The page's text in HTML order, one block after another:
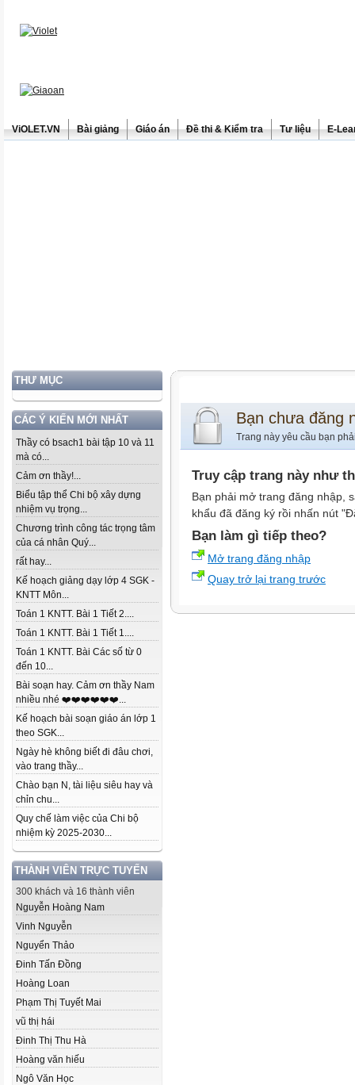
ViOLET.VN Bài giảng Giáo án Đề thi & Kiểm tra Tư liệu E-
THƯ MỤC
CÁC Ý KIẾN MỚI NHẤT
Thầy có bsach1 bài tập 10 và 11
mà có...
Cảm ơn thầy!...
Biểu tập thể Chi bộ xây dựng
nhiệm vụ trọng...
Chương trình công tác trọng tâm
của cá nhân Quý...
rất hay...
Kế hoạch giảng dạy lớp 4 SGK -
KNTT Môn...
Toán 1 KNTT. Bài 1 Tiết 2....
Toán 1 KNTT. Bài 1 Tiết 1....
Toán 1 KNTT. Bài Các số từ 0
đến 10...
Bài soạn hay. Cảm ơn thầy Nam
nhiều nhé ❤️❤️❤️❤️❤️❤️...
Kế hoạch bài soạn giáo án lớp 1
theo SGK...
Ngày hè không biết đi đâu chơi,
vào trang thầy...
Chào bạn N, tài liệu siêu hay và
chỉn chu...
Quy chế làm việc của Chi bộ
nhiệm kỳ 2025-2030...
THÀNH VIÊN TRỰC TUYẾN
300 khách và 16 thành viên
Nguyễn Hoàng Nam
Vinh Nguyễn
Nguyển Thảo
Đinh Tấn Đồng
Hoàng Loan
Phạm Thị Tuyết Mai
vũ thị hái
Đinh Thị Thu Hà
Hoàng văn hiếu
Ngô Văn Học
Bạn chưa đăng
Trang này yêu cầu bạn
Truy cập trang này như
Bạn phải mở trang đăng nhập,
khẩu đã đăng ký rồi nhấn nút
Bạn làm gì tiếp theo?
Mở trang đăng nhập
Quay trở lại trang trước